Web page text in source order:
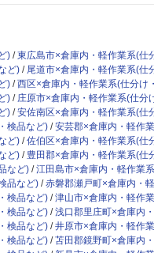
)
東広島市×倉庫内・軽作業系(仕
ど)
尾道市×倉庫内・軽作業系(仕
)
西区×倉庫内・軽作業系(仕分け
)
庄原市×倉庫内・軽作業系(仕分
)
安佐南区×倉庫内・軽作業系(仕
検品など)
安芸郡×倉庫内・軽作
ど)
佐伯区×倉庫内・軽作業系(仕
ど)
豊田郡×倉庫内・軽作業系(仕
など)
江田島市×倉庫内・軽作業
品など)
赤磐郡瀬戸町×倉庫内・
検品など)
津山市×倉庫内・軽作
検品など)
浅口郡里庄町×倉庫内
検品など)
井原市×倉庫内・軽作
検品など)
苫田郡鏡野町×倉庫内